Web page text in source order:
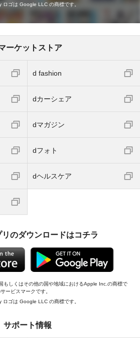
ゴは Google LLC の商標です。
ーケットストア
d fashion
dカーシェア
dマガジン
dフォト
dヘルスケア
のダウンロードはコチラ
もしくはその他の国や地域におけるApple Inc.の商標で
ービスマークです。
ゴは Google LLC の商標です。
サポート情報